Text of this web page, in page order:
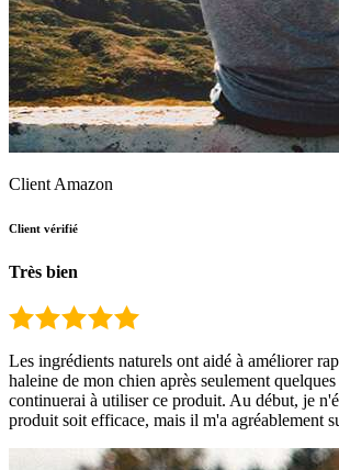
Client Amazon
Client vérifié
Très bien
Les ingrédients naturels ont aidé à améliorer
haleine de mon chien après seulement
continuerai à utiliser ce produit. Au début, je
produit soit efficace, mais il m'a agréablement